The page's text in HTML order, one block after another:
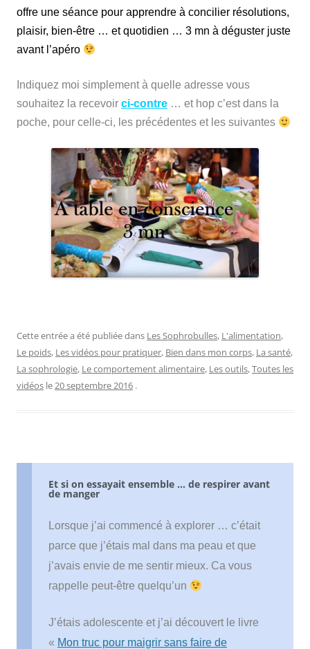
offre une séance pour apprendre à concilier résolutions,
plaisir, bien-être … et quotidien … 3 mn à déguster juste
avant l’apéro
Indiquez moi simplement à quelle adresse vous
souhaitez la recevoir ci-contre … et hop c’est dans la
poche, pour celle-ci, les précédentes et les suivantes
Cette entrée a été publiée dans Les Sophrobulles, L'alimentation,
Le poids, Les vidéos pour pratiquer, Bien dans mon corps, La santé,
La sophrologie, Le comportement alimentaire, Les outils,Toutes les
vidéos le20 septembre 2016 .
Et si on essayait ensemble … de respirer avant
de manger
Lorsque j’ai commencé à explorer … c’était
parce que j’étais mal dans ma peau et que
j’avais envie de me sentir mieux. Ca vous
rappelle peut-être quelqu’un
J’étais adolescente et j’ai découvert le livre
« Mon truc pour maigrir sans faire de